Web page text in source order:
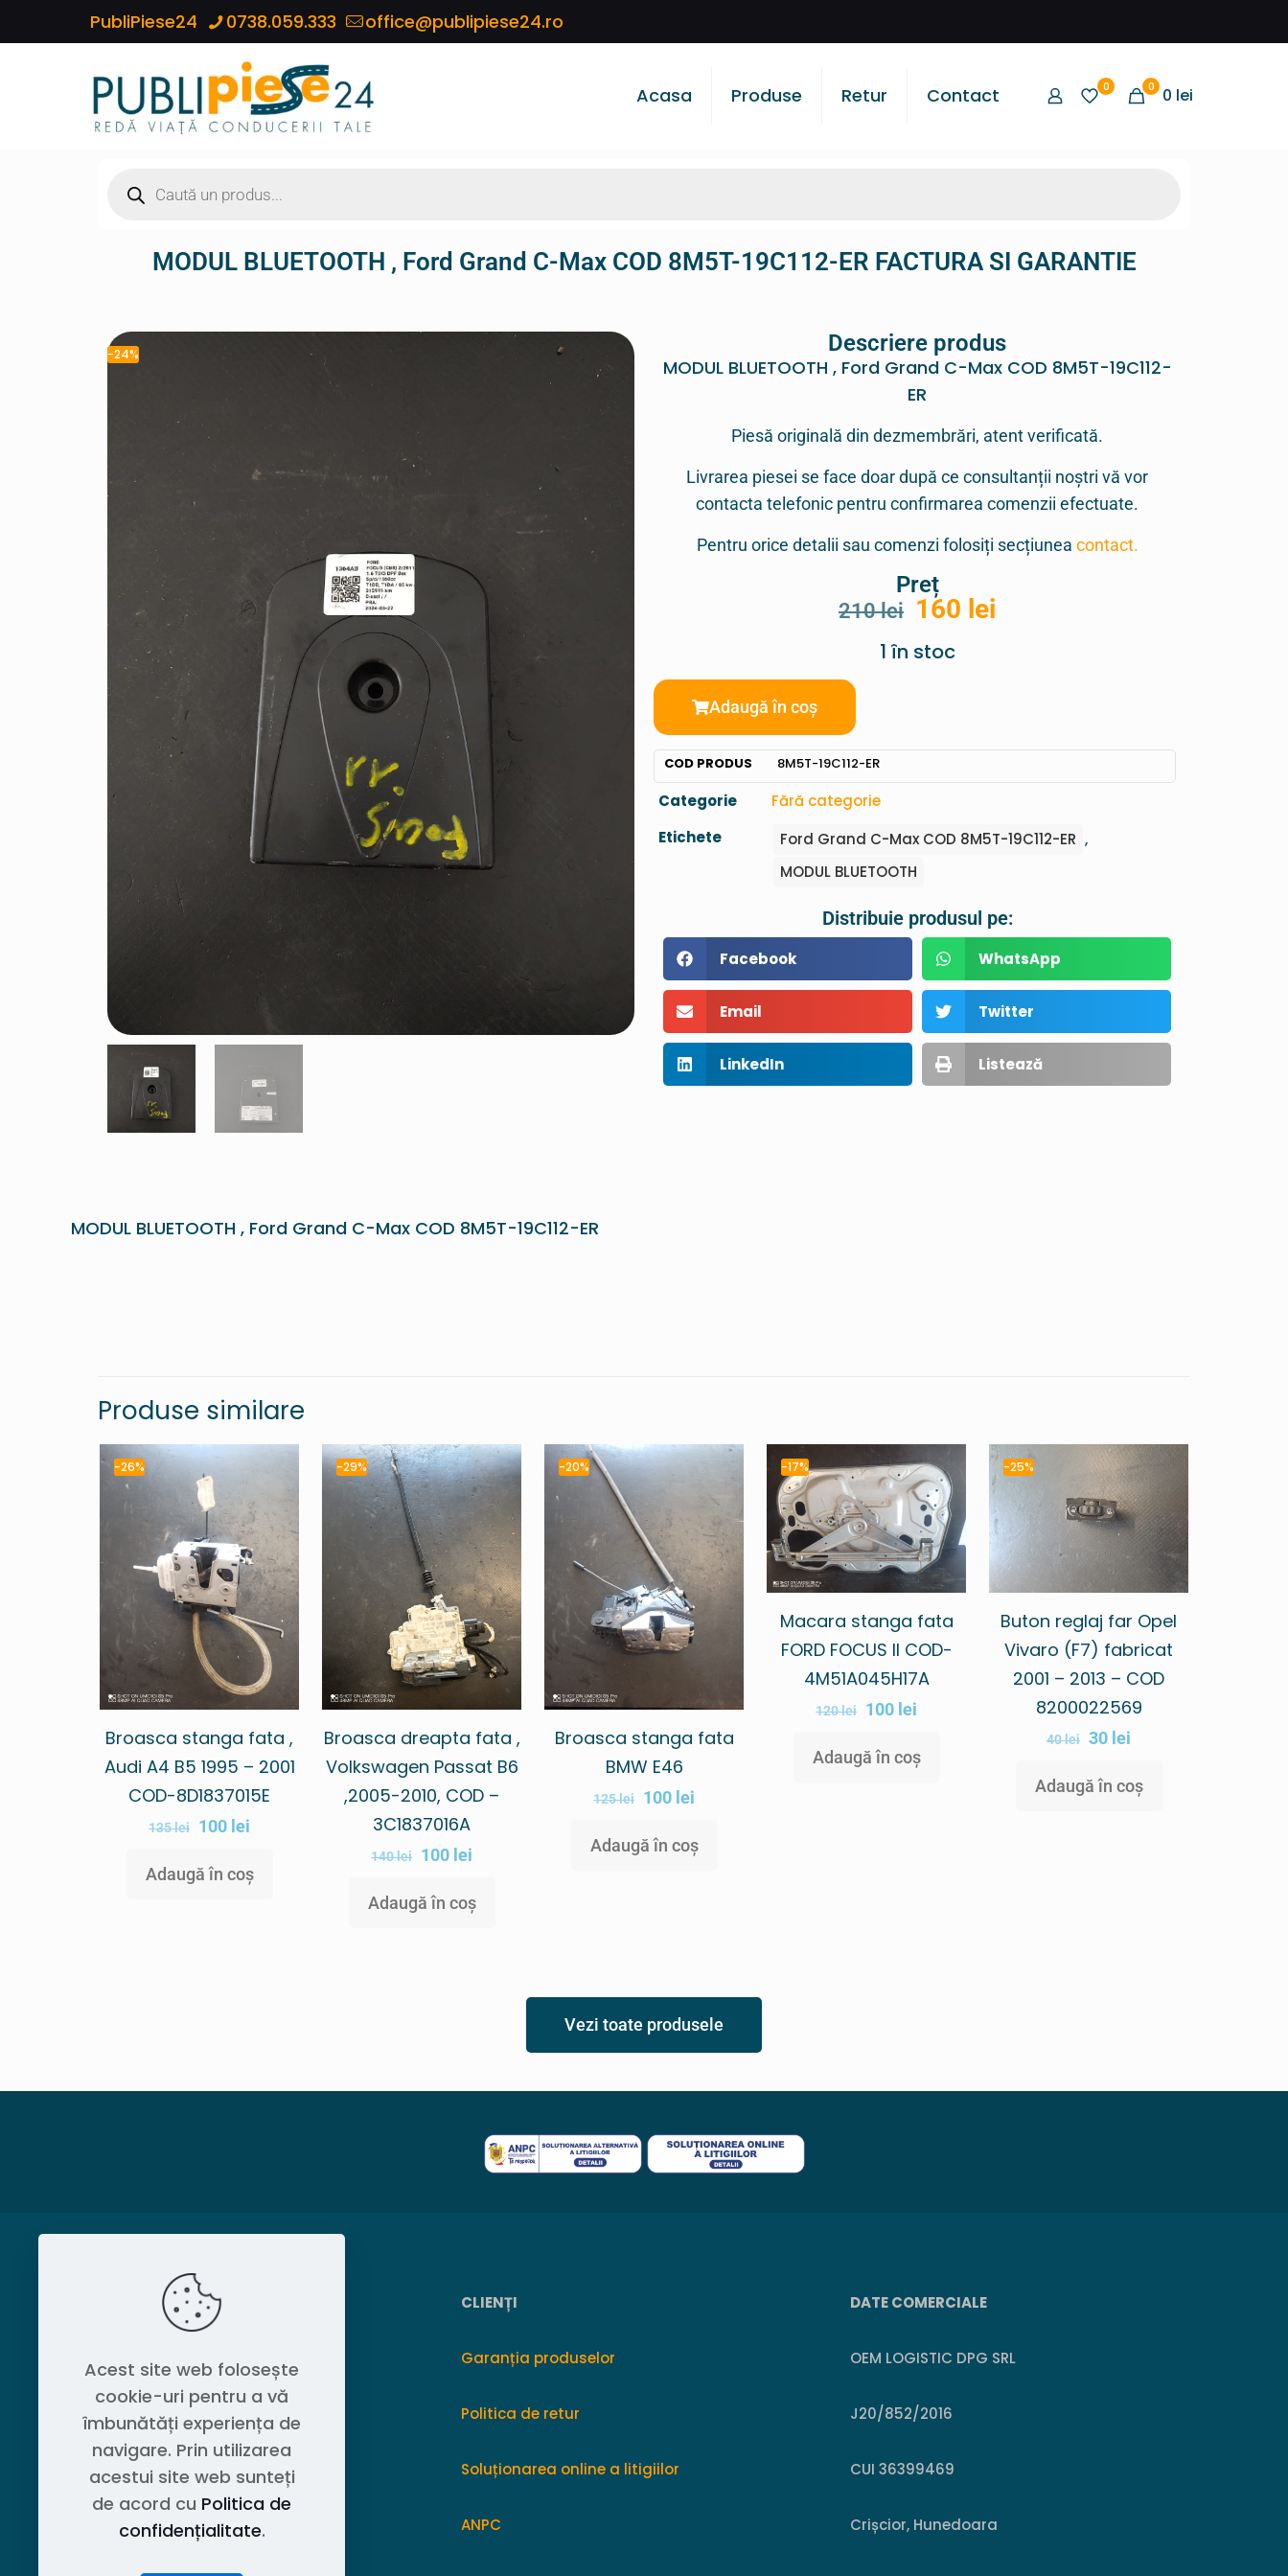
PubliPiese24 0738.059.333 office@publipiese24.ro
Acasa Produse Retur Contact 0 0 0 lei
MODUL BLUETOOTH , Ford Grand C-Max COD 8M5T-19C112-ER FACTURA SI GARANTIE
-24% Descriere produs
MODUL BLUETOOTH , Ford Grand C-Max COD 8M5T-19C112-
ER
Piesă originală din dezmembrări, atent verificată.
Livrarea piesei se face doar după ce consultanții noștri vă vor
contacta telefonic pentru confirmarea comenzii efectuate.
Pentru orice detalii sau comenzi folosiți secțiunea contact.
Preț
210lei 160 lei
1 în stoc
Adaugă în coș
COD PRODUS 8M5T-19C112-ER
Categorie
Fără categorie
Etichete
Ford Grand C-Max COD 8M5T-19C112-ER ,
MODUL BLUETOOTH
Distribuie produsul pe:
Facebook WhatsApp
Email Twitter
LinkedIn Listează
MODUL BLUETOOTH , Ford Grand C-Max COD 8M5T-19C112-ER
Produse similare
-26%
Broasca stanga fata ,
Audi A4 B5 1995 – 2001
COD-8D1837015E
135lei 100 lei
Adaugă în coș
-29%
Broasca dreapta fata ,
Volkswagen Passat B6
,2005-2010, COD –
3C1837016A
140lei 100 lei
Adaugă în coș
-20%
Broasca stanga fata
BMW E46
125lei 100 lei
Adaugă în coș
-17%
Macara stanga fata
FORD FOCUS II COD-
4M51A045H17A
120lei 100 lei
Adaugă în coș
-25%
Buton reglaj far Opel
Vivaro (F7) fabricat
2001 – 2013 – COD
8200022569
40lei 30 lei
Adaugă în coș
Vezi toate produsele
Politica de confidențialitate
Contact OEM LOGISTIC DPG
CLIENȚI
Garanția produselor
Politica de retur
Soluționarea online a litigiilor
ANPC
DATE COMERCIALE
OEM LOGISTIC DPG SRL
J20/852/2016
CUI 36399469
Crișcior, Hunedoara
Acest site web folosește
cookie-uri pentru a vă
îmbunătăți experiența de
navigare. Prin utilizarea
acestui site web sunteți
de acord cu Politica de
confidențialitate.